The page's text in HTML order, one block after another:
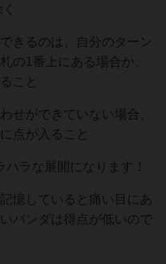
きるのは、自分のターン
の1番上にある場合か、
こと
せができていない場合、
点が入ること
ラな展開になります！
憶していると痛い目にあ
パンダは得点が低いので